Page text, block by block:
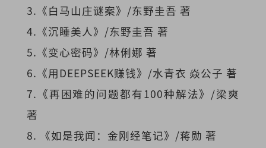
3.《白马山庄谜案》/东野圭吾 著
4.《沉睡美人》/东野圭吾 著
5.《变心密码》/林俐娜 著
6.《用DEEPSEEK赚钱》/水青衣 焱公子 著
7.《再困难的问题都有100种解法》/梁爽
著
8. 《如是我闻：金刚经笔记》/蒋勋 著